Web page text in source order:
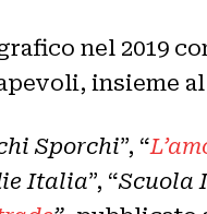
nel 2019
insieme
Sporchi”, “
Italia”, “Scuola